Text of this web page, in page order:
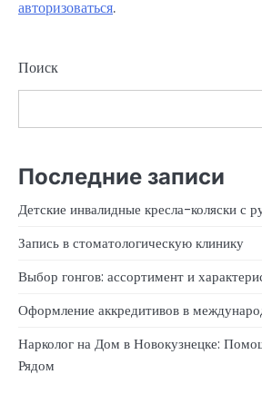
авторизоваться.
Поиск
Последние записи
Детские инвалидные кресла-коляски с
Запись в стоматологическую клинику
Выбор гонгов: ассортимент и
Оформление аккредитивов в
Нарколог на Дом в Новокузнецке:
Рядом